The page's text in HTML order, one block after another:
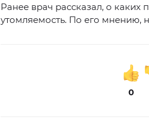
Ранее врач рассказал, о каких
утомляемость. По его мнению,
0